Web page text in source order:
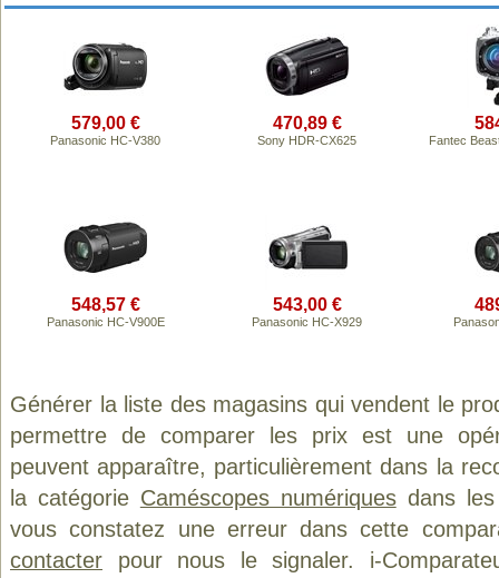
579,00 €
Panasonic HC-V380
470,89 €
Sony HDR-CX625 Fantec
548,57 €
Panasonic HC-V900E
543,00 €
Panasonic HC-X929
Générer la liste des magasins qui vendent le
permettre de comparer les prix est une
peuvent apparaître, particulièrement dans la
la catégorie Caméscopes numériquesdans les
vous constatez une erreur dans cette
contacter pour nous le signaler. i-